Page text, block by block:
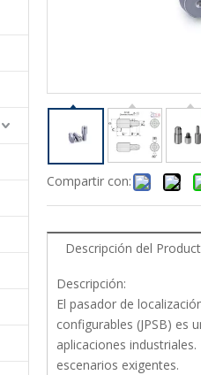
Compartir con:
Descripción del
Descripción:
El pasador de
configurables (JPSB) es
aplicaciones
escenarios exigentes.